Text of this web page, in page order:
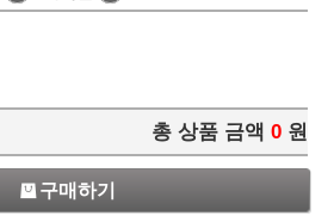
총 상품 금액 0 원
구매하기